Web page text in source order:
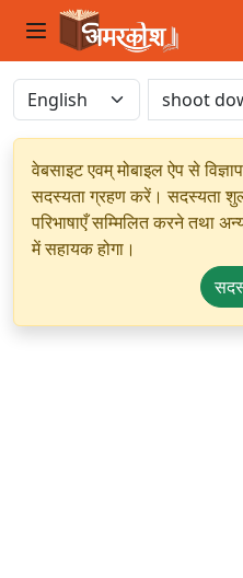
वेबसाइट एवम् मोबाइल ऐप से
सदस्यता ग्रहण करें। सदस्यता
परिभाषाएँ सम्मिलित करने तथा
में सहायक होगा।